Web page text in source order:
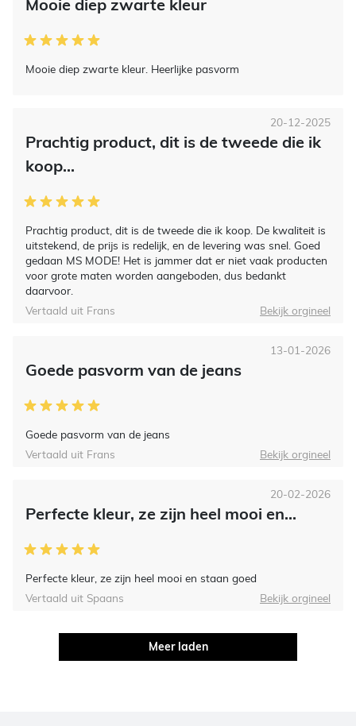
Mooie diep zwarte kleur
Mooie diep zwarte kleur. Heerlijke pasvorm
Prachtig product, dit is de tweede die ik
koop...
Prachtig product, dit is de tweede die ik koop. De kwaliteit is
uitstekend, de prijs is redelijk, en de levering was snel. Goed
gedaan MS MODE! Het is jammer dat er niet vaak producten
voor grote maten worden aangeboden, dus bedankt
daarvoor.
20-12-2025
Vertaald uit Frans Bekijk orgineel
Goede pasvorm van de jeans
Goede pasvorm van de jeans
13-01-2026
Vertaald uit Frans Bekijk orgineel
Perfecte kleur, ze zijn heel mooi en...
Perfecte kleur, ze zijn heel mooi en staan goed
20-02-2026
Vertaald uit Spaans Bekijk orgineel
Meer laden